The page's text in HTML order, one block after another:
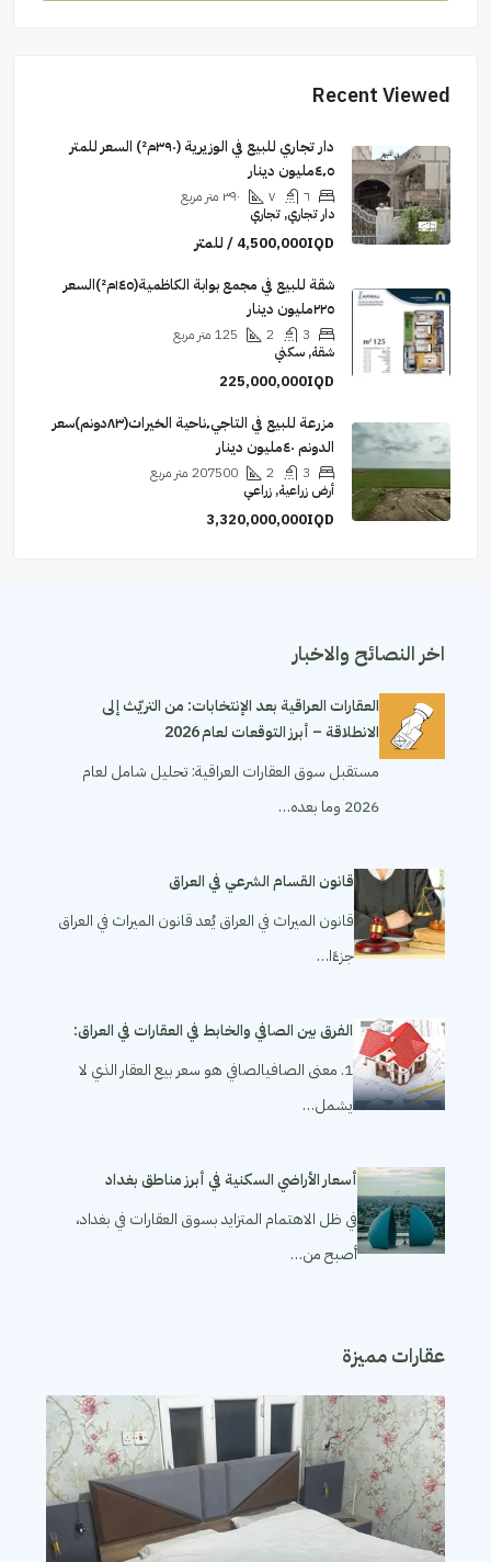
Recent Viewed
دار تجاري للبيع في الوزيرية (٣٩٠م²) السعر للمتر
٤٬٥مليون دينار
٦ ٧ ٣٩٠ متر مربع
دار تجاري, تجاري
4,500,000IQD / للمتر
‏شقة للبيع في مجمع بوابة الكاظمية(١٤٥م²)السعر
٢٢٥مليون دينار
3
2
125 متر مربع
شقة, سكني
225,000,000IQD
مزرعة للبيع في التاجي٬ناحية الخيرات(٨٣دونم)سعر
الدونم ٤٠مليون دينار
3
2
207500 متر مربع
أرض زراعية, زراعي
3,320,000,000IQD
اخر النصائح والاخبار
العقارات العراقية بعد الإنتخابات: من التريّث إلى
الانطلاقة – أبرز التوقعات لعام 2026
مستقبل سوق العقارات العراقية: تحليل شامل لعام
2026 وما بعده…
قانون القسام الشرعي في العراق
قانون الميراث في العراق يُعد قانون الميراث في العراق
جزءًا…
الفرق بين الصافي والخابط في العقارات في العراق:
1. معنى الصافيالصافي هو سعر بيع العقار الذي لا
يشمل…
أسعار الأراضي السكنية في أبرز مناطق بغداد
في ظل الاهتمام المتزايد بسوق العقارات في بغداد،
أصبح من…
عقارات مميزة